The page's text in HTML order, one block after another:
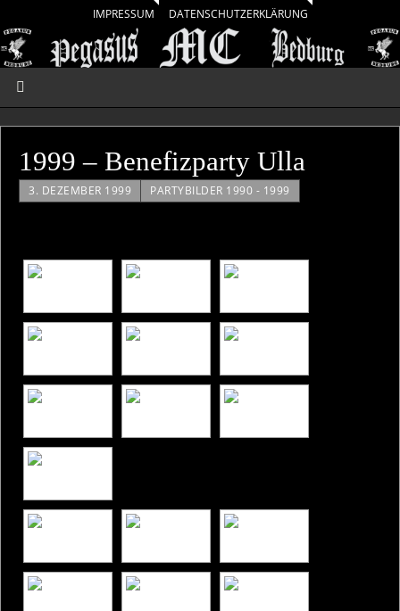
IMPRESSUM DATENSCHUTZERKLÄRUNG
1999 – Benefizparty Ulla
3. DEZEMBER 1999 PARTYBILDER 1990 - 1999